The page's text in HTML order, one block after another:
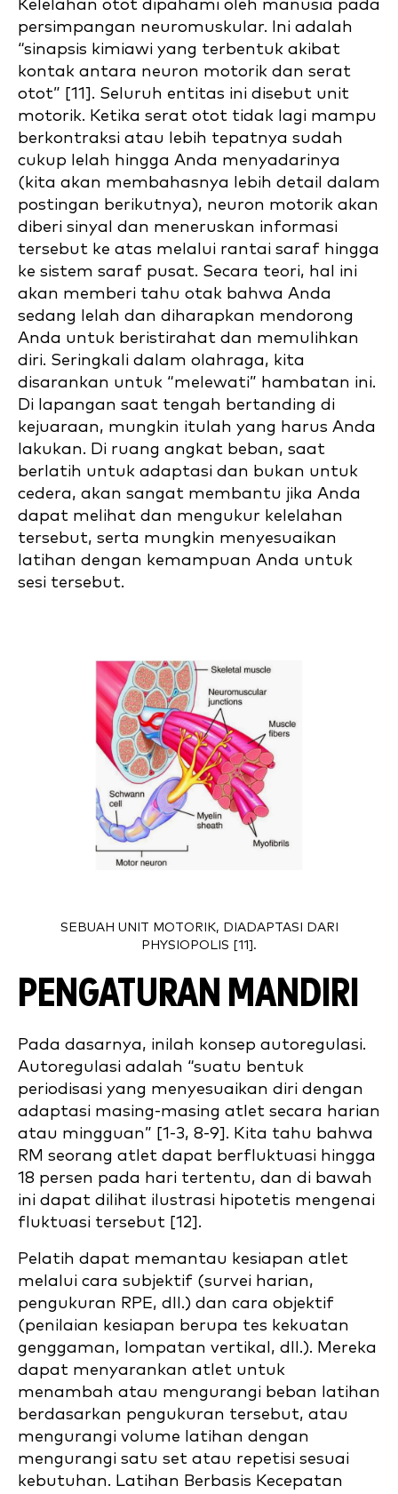
Kelelahan otot dipahami oleh manusia pada
persimpangan neuromuskular. Ini adalah
“sinapsis kimiawi yang terbentuk akibat
kontak antara neuron motorik dan serat
otot” [11]. Seluruh entitas ini disebut unit
motorik. Ketika serat otot tidak lagi mampu
berkontraksi atau lebih tepatnya sudah
cukup lelah hingga Anda menyadarinya
(kita akan membahasnya lebih detail dalam
postingan berikutnya), neuron motorik akan
diberi sinyal dan meneruskan informasi
tersebut ke atas melalui rantai saraf hingga
ke sistem saraf pusat. Secara teori, hal ini
akan memberi tahu otak bahwa Anda
sedang lelah dan diharapkan mendorong
Anda untuk beristirahat dan memulihkan
diri. Seringkali dalam olahraga, kita
disarankan untuk “melewati” hambatan ini.
Di lapangan saat tengah bertanding di
kejuaraan, mungkin itulah yang harus Anda
lakukan. Di ruang angkat beban, saat
berlatih untuk adaptasi dan bukan untuk
cedera, akan sangat membantu jika Anda
dapat melihat dan mengukur kelelahan
tersebut, serta mungkin menyesuaikan
latihan dengan kemampuan Anda untuk
sesi tersebut.
SEBUAH UNIT MOTORIK, DIADAPTASI DARI
PHYSIOPOLIS [11].
PENGATURAN MANDIRI
Pada dasarnya, inilah konsep autoregulasi.
Autoregulasi adalah “suatu bentuk
periodisasi yang menyesuaikan diri dengan
adaptasi masing-masing atlet secara harian
atau mingguan” [1-3, 8-9]. Kita tahu bahwa
RM seorang atlet dapat berfluktuasi hingga
18 persen pada hari tertentu, dan di bawah
ini dapat dilihat ilustrasi hipotetis mengenai
fluktuasi tersebut [12].
Pelatih dapat memantau kesiapan atlet
melalui cara subjektif (survei harian,
pengukuran RPE, dll.) dan cara objektif
(penilaian kesiapan berupa tes kekuatan
genggaman, lompatan vertikal, dll.). Mereka
dapat menyarankan atlet untuk
menambah atau mengurangi beban latihan
berdasarkan pengukuran tersebut, atau
mengurangi volume latihan dengan
mengurangi satu set atau repetisi sesuai
kebutuhan. Latihan Berbasis Kecepatan